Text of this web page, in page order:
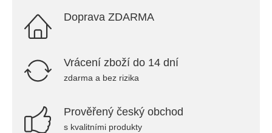
Doprava ZDARMA
Vrácení zboží do 14 dní
zdarma a bez rizika
Prověřený český obchod
s kvalitními produkty